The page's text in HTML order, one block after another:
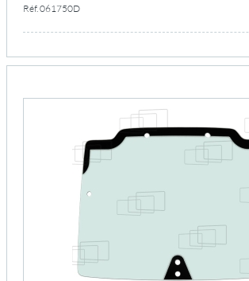
Réf. 061750D